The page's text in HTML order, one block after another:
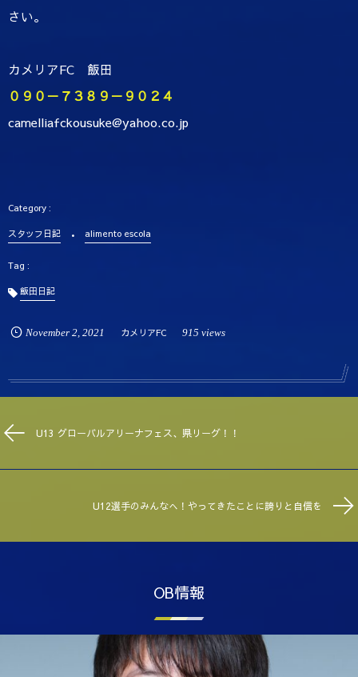
さい。
カメリアFC 飯田
０９０－７３８９－９０２４
camelliafckousuke@yahoo.co.jp
スタッフ日記 alimento escola
飯田日記
November 2, 2021 カメリアFC 915 views
U13 グローバルアリーナフェス、県リーグ！！
U12選手のみんなへ！やってきたことに誇りと自信を
OB情報